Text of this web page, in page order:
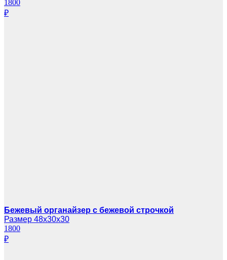
1800
₽
Бежевый органайзер с бежевой строчкой
Размер 48х30х30
1800
₽